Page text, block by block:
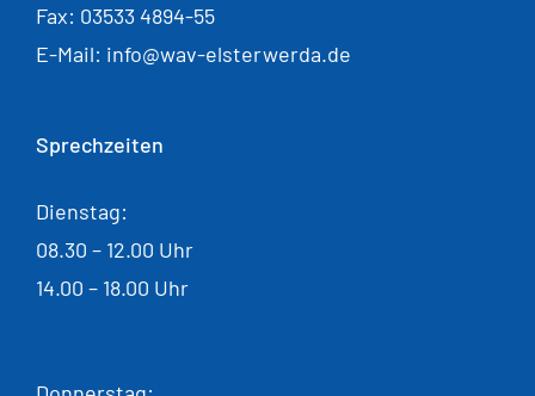
Fax: 03533 4894-55
E-Mail: info@wav-elsterwerda.de
Sprechzeiten
Dienstag:
08.30 – 12.00 Uhr
14.00 – 18.00 Uhr